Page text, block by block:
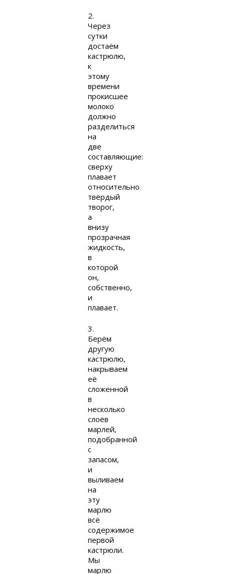
2.
Через
сутки
достаём
кастрюлю,
к
этому
времени
прокисшее
молоко
должно
разделиться
на
две
составляющие:
сверху
плавает
относительно
твёрдый
творог,
а
внизу
прозрачная
жидкость,
в
которой
он,
собственно,
и
плавает.
3.
Берём
другую
кастрюлю,
накрываем
её
сложенной
в
несколько
слоёв
марлей,
подобранной
с
запасом,
и
выливаем
на
эту
марлю
всё
содержимое
первой
кастрюли.
Мы
марлю